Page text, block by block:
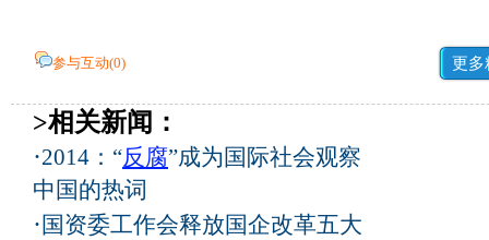
参与互动(0) 更多
>相关新闻：
·2014：“反腐”成为国际社会观察
中国的热词
· 国资委工作会释放国企改革五大